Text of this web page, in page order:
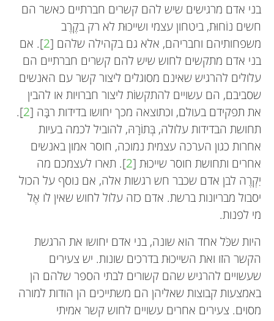
בני אדם מרגישים שיש להם קשרים חברתיים כאשר הם
חשים נוֹחוּת, ביטחון עצמי ושייכוּת לא רק בקֶרֶב
משפחותיהם וחבריהם, אלא גם בקהילה שלהם [2]. אם
בני אדם מתקשים לחוש שיש להם קשרים חברתיים הם
עלולים להרגיש שאינם מסוגלים ליצור קשר עם האנשים
שסביבם, הם עשויים להתקשוֹת ליצור חברויות או להבין
את תפקידם בעולם, וכתוצאה מכך יחושו בדידות רבָּה [2
].
תחושת הבדידות עלולה, בְּתוֹרָהּ, להוביל לכמה בעיות
אחרות כגון הערכה עצמית נמוכה, חוסר אמון באנשים
אחרים ותחושת חוסר שייכוּת [2]. תארו לעצמכם מה
יִקְרֶה לבן אדם שכבר חש רגשות אלה, אם נוסף על הכול
יסבול מבריונות ברשת. אדם כזה עלול לחוש שאין לו אֶל
מי לפנות.
היות שכֹּל אחד הוא שונה, בני אדם יחושו את הרגשת
הקשר הזו ואת השייכוּת בדרכים שונות. יש צעירים
שעשויים להרגיש שהם קשורים לבתי הספר שלהם הן
באמצעות קבוצות שאליהן הם משתייכים הן הודות למורה
מסוים. צעירים אחרים עשויים לחוש קשר אמיתי